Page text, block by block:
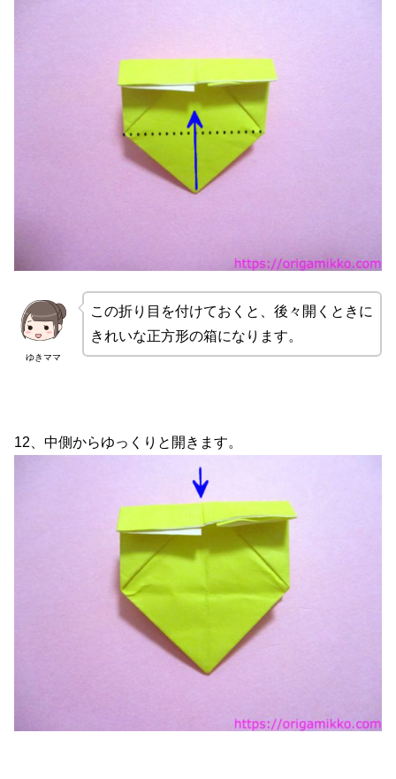
ゆきママ
この折り目を付けておくと、後々開くときに
きれいな正方形の箱になります。
12、中側からゆっくりと開きます。